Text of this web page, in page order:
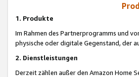
1. Produkte
Im Rahmen des Partnerprogramms und
physische oder digitale Gegenstand, der
2. Dienstleistungen
Derzeit zählen außer den Amazon Home